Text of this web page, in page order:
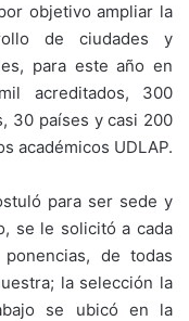
objetivo ampliar la
de ciudades y
para este año en
acreditados, 300
30 países y casi 200
académicos UDLAP.
para ser sede y
se le solicitó a cada
de todas
la selección la
se ubicó en la